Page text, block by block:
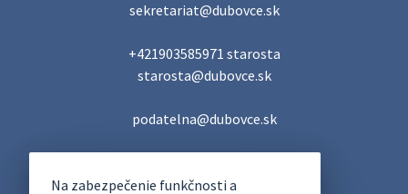
Na zabezpečenie funkčnosti a
Voľby do orgánov samosprávnych krajov 2026 V obci
miestnosti je na adrese: Vidovany 175, 908 62 Dubovce –
22. júla 2026 07:23
OFICIÁLNE STRÁNKY
sekretariat@dubovce.sk
+421903585971 starosta
starosta@dubovce.sk
podatelna@dubovce.sk